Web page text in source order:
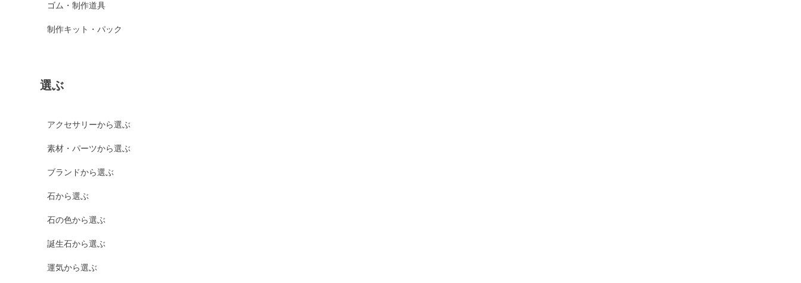
ゴム・制作道具
制作キット・パック
選ぶ
アクセサリーから選ぶ
素材・パーツから選ぶ
ブランドから選ぶ
石から選ぶ
石の色から選ぶ
誕生石から選ぶ
運気から選ぶ